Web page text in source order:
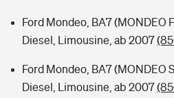
Ford Mondeo, BA7 (MONDEO
Diesel, Limousine, ab 2007
Ford Mondeo, BA7 (MONDEO
Diesel, Limousine, ab 2007